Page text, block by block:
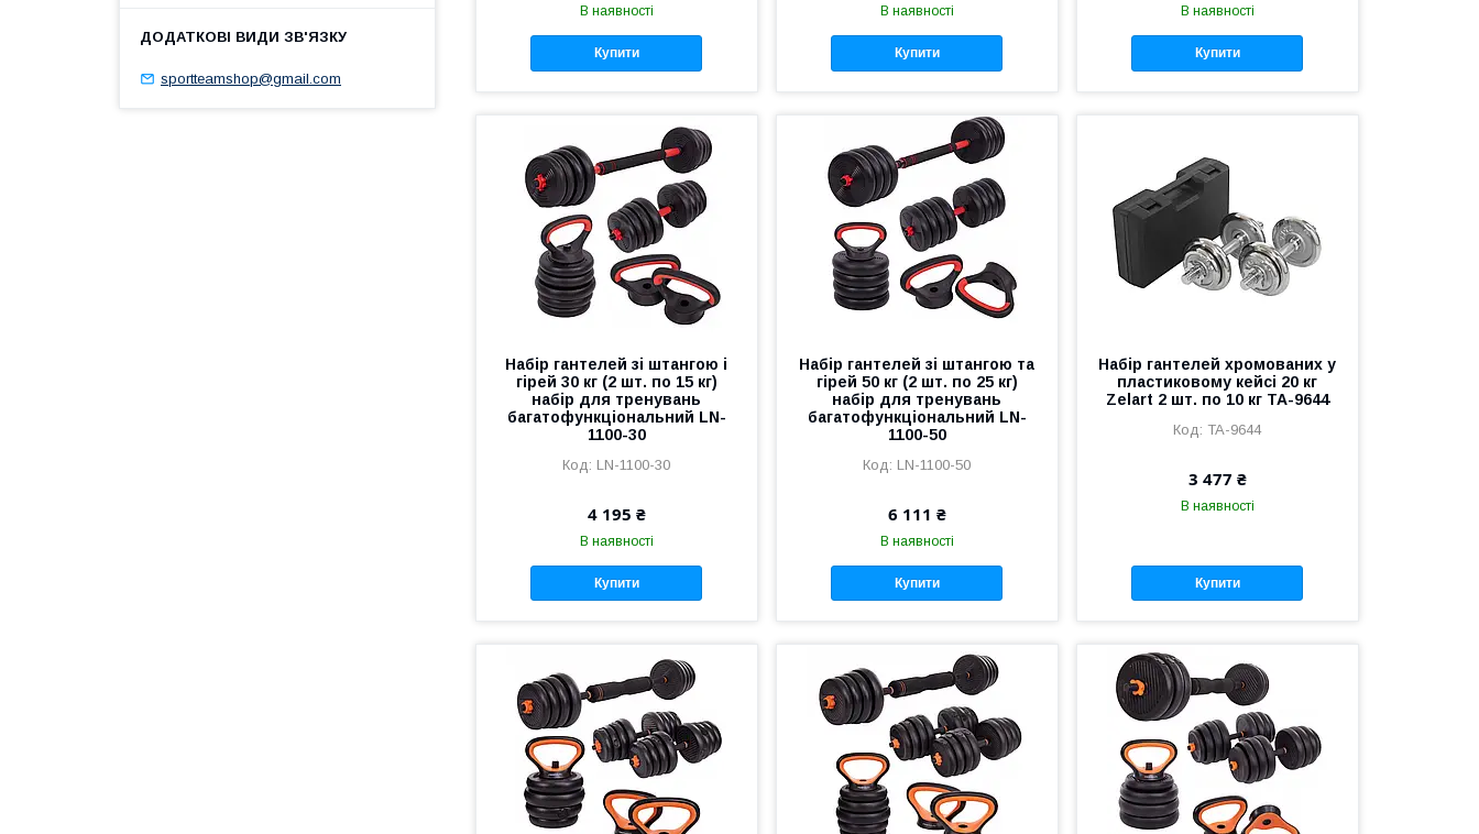
В наявності
Купити
В наявності
Купити
В наявності
Купити
Набір гантелей зі штангою і
гірей 30 кг (2 шт. по 15 кг)
набір для тренувань
багатофункціональний LN-
1100-30
LN-1100-30
4 195 ₴
В наявності
Купити
Набір гантелей зі штангою та
гірей 50 кг (2 шт. по 25 кг)
набір для тренувань
багатофункціональний LN-
1100-50
LN-1100-50
6 111 ₴
В наявності
Купити
Набір гантелей хромованих у
пластиковому кейсі 20 кг
Zelart 2 шт. по 10 кг TA-9644
TA-9644
3 477 ₴
В наявності
Купити
sportteamshop@gmail.com